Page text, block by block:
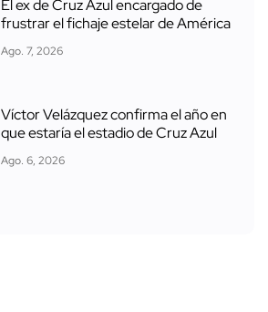
El ex de Cruz Azul encargado de
frustrar el fichaje estelar de América
Ago. 7, 2026
Víctor Velázquez confirma el año en
que estaría el estadio de Cruz Azul
Ago. 6, 2026